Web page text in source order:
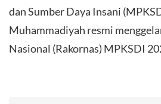
dan Sumber Daya Insani
Muhammadiyah resmi
Nasional (Rakornas) MPKSDI